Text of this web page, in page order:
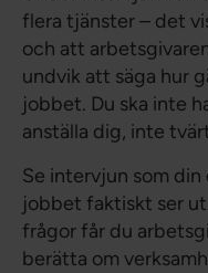
flera tjänster – det
och att
undvik att säga hur
jobbet. Du ska inte
anställa dig, inte
Se intervjun som
jobbet faktiskt ser
frågor får du
berätta om